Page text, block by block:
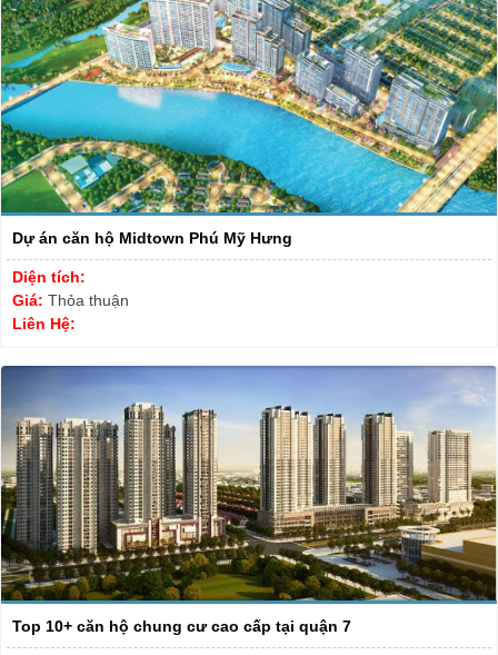
Dự án căn hộ Midtown Phú Mỹ Hưng
Diện tích:
Giá: Thỏa thuận
Liên Hệ:
Top 10+ căn hộ chung cư cao cấp tại quận 7